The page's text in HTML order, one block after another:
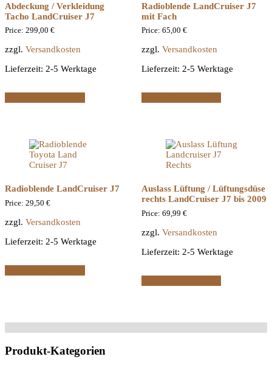
Abdeckung / Verkleidung
Tacho LandCruiser J7
Price: 299,00 €
zzgl. Versandkosten
Lieferzeit: 2-5 Werktage
Radioblende LandCruiser J7
mit Fach
Price: 65,00 €
zzgl. Versandkosten
Lieferzeit: 2-5 Werktage
Radioblende LandCruiser J7
Price: 29,50 €
zzgl. Versandkosten
Lieferzeit: 2-5 Werktage
Auslass Lüftung / Lüftungsdüse
rechts LandCruiser J7 bis 2009
Price: 69,99 €
zzgl. Versandkosten
Lieferzeit: 2-5 Werktage
Produkt-Kategorien